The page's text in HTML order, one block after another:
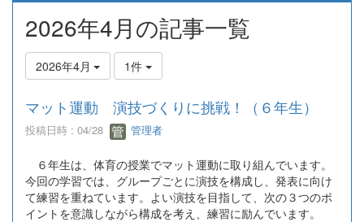
2026年4月の記事一覧
2026年4月 1件
マット運動 演技づくりに挑戦！（６年生）
投稿日時 : 04/28 管理者
６年生は、体育の授業でマット運動に取り組んでいます。
今回の学習では、グループごとに演技を構成し、発表に向け
て練習を重ねています。よい演技を目指して、次の３つのポ
イントを意識しながら構成を考え、練習に励んでいます。